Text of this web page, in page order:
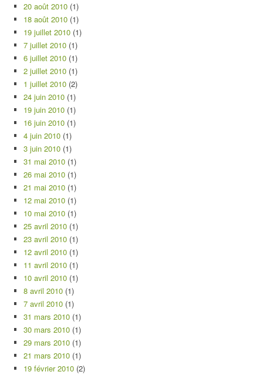
20 août 2010 (1)
18 août 2010 (1)
19 juillet 2010 (1)
7 juillet 2010 (1)
6 juillet 2010 (1)
2 juillet 2010 (1)
1 juillet 2010 (2)
24 juin 2010 (1)
19 juin 2010 (1)
16 juin 2010 (1)
4 juin 2010 (1)
3 juin 2010 (1)
31 mai 2010 (1)
26 mai 2010 (1)
21 mai 2010 (1)
12 mai 2010 (1)
10 mai 2010 (1)
25 avril 2010 (1)
23 avril 2010 (1)
12 avril 2010 (1)
11 avril 2010 (1)
10 avril 2010 (1)
8 avril 2010 (1)
7 avril 2010 (1)
31 mars 2010 (1)
30 mars 2010 (1)
29 mars 2010 (1)
21 mars 2010 (1)
19 février 2010 (2)